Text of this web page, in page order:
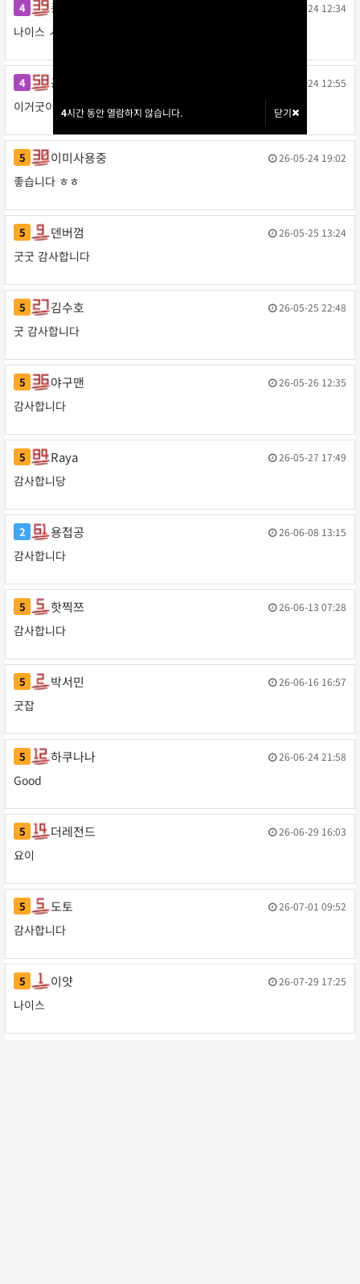
4시간 동안 열람하지 않습니다. 닫기
4시간 동안 열람하지 않습니다. 닫기
4 종이로월천 26-05-24 12:34
나이스 ㅅㅅ
4 공사판박씨 26-05-24 12:55
이거굿이네요
5 이미사용중 작성일
26-05-24 19:02
좋습니다 ㅎㅎ
5 덴버껌 작성일
26-05-25 13:24
굿굿 감사합니다
5 김수호 작성일
26-05-25 22:48
굿 감사합니다
5 야구맨 작성일
26-05-26 12:35
감사합니다
5 Raya 작성일
26-05-27 17:49
감사합니당
2 용접공 작성일
26-06-08 13:15
감사합니다
5 핫찍쯔 작성일
26-06-13 07:28
감사합니다
5 박서민 작성일
26-06-16 16:57
굿잡
5 하쿠나나 작성일
26-06-24 21:58
Good
5 더레전드 작성일
26-06-29 16:03
요이
5 도토 작성일
26-07-01 09:52
감사합니다
5 이얏 작성일
26-07-29 17:25
나이스